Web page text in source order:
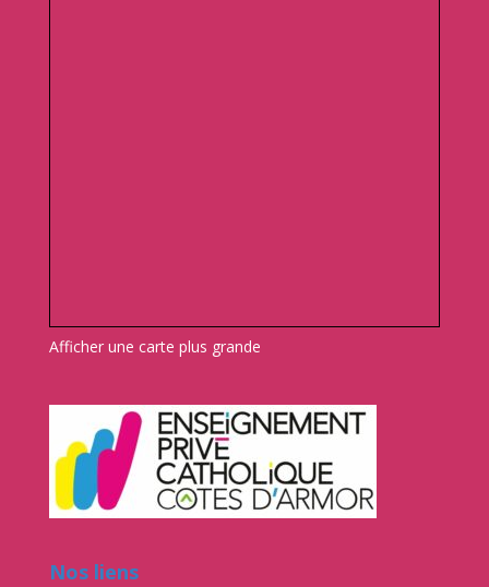
Afficher une carte plus grande
Nos liens